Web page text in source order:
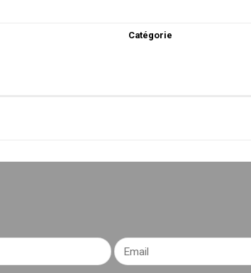
Catégorie